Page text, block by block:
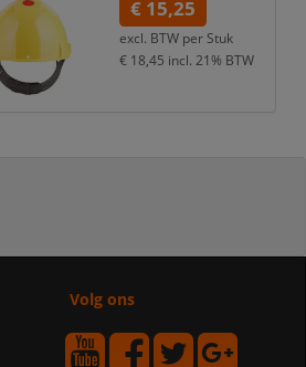
€ 15,25
excl. BTW per Stuk
€ 18,45 incl. 21% BTW
Volg ons